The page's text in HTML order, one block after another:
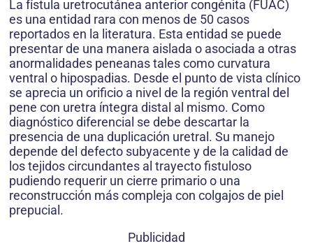
La fístula uretrocutánea anterior congénita (FUAC)
es una entidad rara con menos de 50 casos
reportados en la literatura. Esta entidad se puede
presentar de una manera aislada o asociada a otras
anormalidades peneanas tales como curvatura
ventral o hipospadias. Desde el punto de vista clínico
se aprecia un orificio a nivel de la región ventral del
pene con uretra íntegra distal al mismo. Como
diagnóstico diferencial se debe descartar la
presencia de una duplicación uretral. Su manejo
depende del defecto subyacente y de la calidad de
los tejidos circundantes al trayecto fistuloso
pudiendo requerir un cierre primario o una
reconstrucción más compleja con colgajos de piel
prepucial.
Publicidad